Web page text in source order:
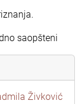
saopšteni
Živković